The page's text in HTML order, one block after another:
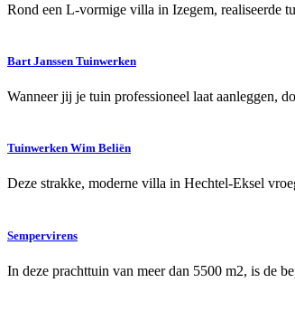
Rond een L-vormige villa in Izegem, realiseerde
Bart Janssen Tuinwerken
Wanneer jij je tuin professioneel laat aanleggen,
Tuinwerken Wim Beliën
Deze strakke, moderne villa in Hechtel-Eksel
Sempervirens
In deze prachttuin van meer dan 5500 m2, is de